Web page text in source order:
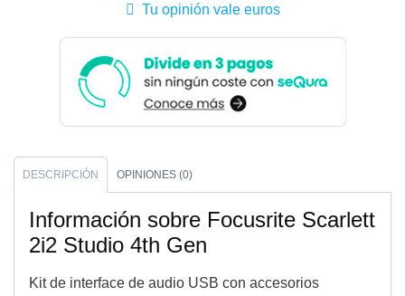
Tu opinión vale euros
DESCRIPCIÓN OPINIONES (0)
Información sobre Focusrite Scarlett
2i2 Studio 4th Gen
Kit de interface de audio USB con accesorios